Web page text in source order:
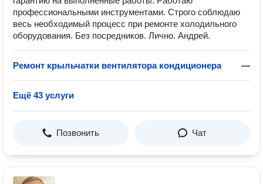
профессиональными инструментами. Строго соблюдаю
весь необходимый процесс при ремонте холодильного
оборудования. Без посредников. Лично. Андрей.
Ремонт крыльчатки вентилятора кондиционера —
Ещё 43 услуги
Позвонить Чат